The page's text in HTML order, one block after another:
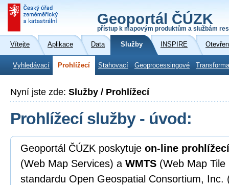
Geoportál ČÚZK
přístup k mapovým produktům a službám
Vítejte Aplikace Data Služby INSPIRE
Vyhledávací Prohlížecí Stahovací Geoprocessingové
Nyní jste zde: Služby / Prohlížecí
Prohlížecí služby - úvod:
Geoportál ČÚZK poskytuje on-line
(Web Map Services) a WMTS (Web Map
standardu Open Geospatial Consortium, Inc.